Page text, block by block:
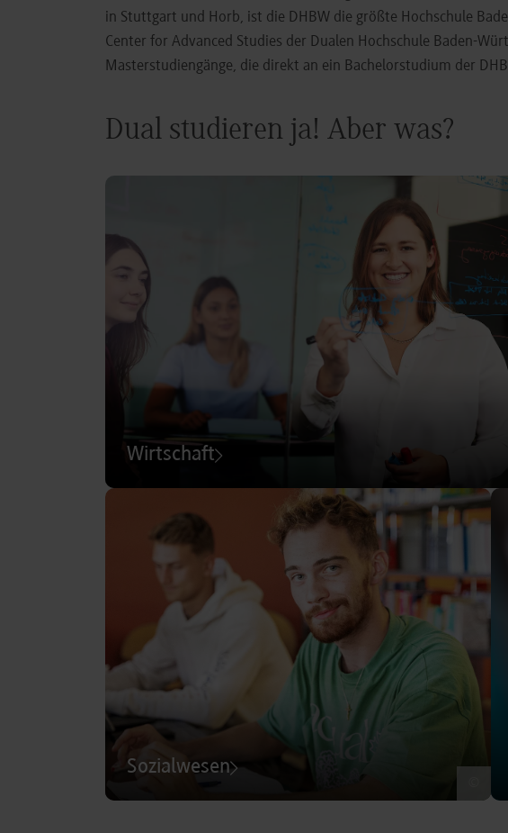
in Stuttgart und Horb, ist die DHBW die größte Hochschule
Center for Advanced Studies der Dualen Hochschule Baden-
Masterstudiengänge, die direkt an ein Bachelorstudium der
Dual studieren ja! Aber was?
Wirtschaft
Sozialwesen